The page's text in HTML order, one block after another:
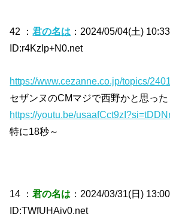
42 ：君の名は ：2024/05/04(土)
ID:r4Kzlp+N0.net
https://www.cezanne.co.jp/topics/
セザンヌのCMマジで西野かと思った
https://youtu.be/
特に18秒～
14 ：君の名は ：2024/03/31(日)
ID:TWfUHAjv0.net